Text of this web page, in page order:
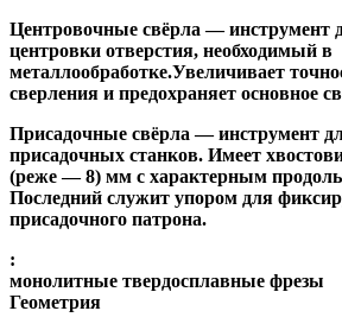
Центровочные свёрла — инструмент
центровки отверстия, необходимый в
металлообработке.Увеличивает
сверления и предохраняет основное
Присадочные свёрла — инструмент
присадочных станков. Имеет
(реже — 8) мм с характерным
Последний служит упором для
присадочного патрона.
:
монолитные твердосплавные фрезы
Геометрия